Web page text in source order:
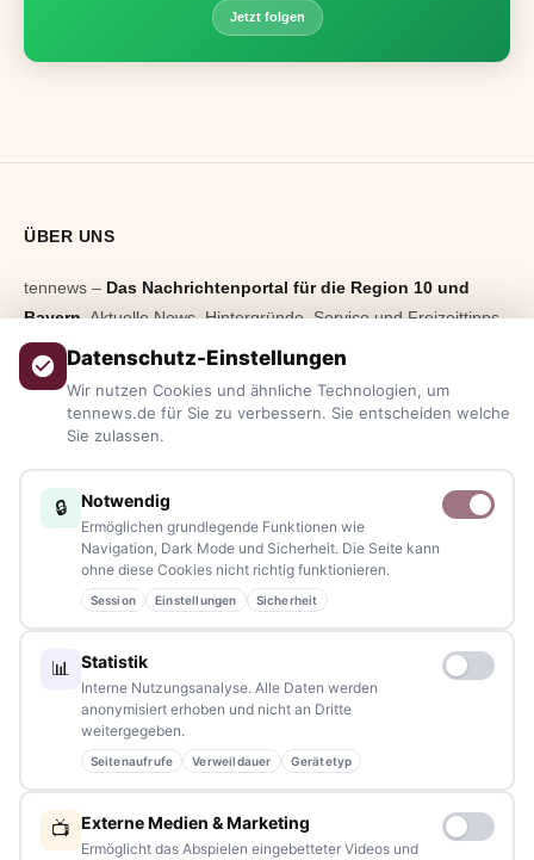
Jetzt folgen
ÜBER UNS
tennews – Das Nachrichtenportal für die Region 10 und
Bayern.Aktuelle News, Hintergründe, Service und Freizeittipps
aus allen Regionen, Städten und Landkreisen.
Blaulicht, von Kultur bis Sport, von Alltagstipps bis
Veranstaltungen – immer aktuell, immer aus Ihrer Nähe.
kennen eine Geschichte, die erzählt werden sollte?
Schreiben Sie uns – gemeinsam mit unseren Leserinnen und
Lesern bleiben wir am Puls der Zeit.
Partnerschaften: info@tennews.de
NAVIGATION
Home
Datenschutz-Einstellungen
Wir nutzen Cookies und ähnliche Technologien, um
tennews.de für Sie zu verbessern. Sie entscheiden welche
Sie zulassen.
🔒 Notwendig
Ermöglichen grundlegende Funktionen wie
Navigation, Dark Mode und Sicherheit. Die Seite kann
ohne diese Cookies nicht richtig funktionieren.
Session Einstellungen Sicherheit
📊 Statistik
Interne Nutzungsanalyse. Alle Daten werden
anonymisiert erhoben und nicht an Dritte
weitergegeben.
Seitenaufrufe Verweildauer Gerätetyp
📺 Externe Medien & Marketing
Ermöglicht das Abspielen eingebetteter Videos und